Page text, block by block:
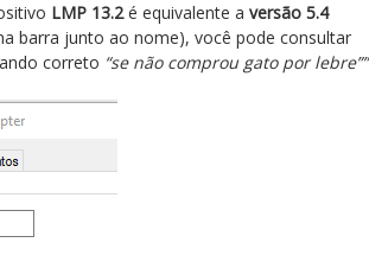
LMP 13.2é equivalente a versão 5.4
barra junto ao nome), você pode consultar
correto “se não comprou gato por lebre””